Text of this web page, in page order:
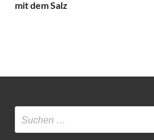
mit dem Salz